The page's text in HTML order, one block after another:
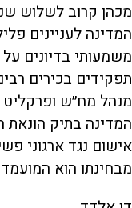
מכהן קרוב לשלוש
המדינה לעניינים
משמעותי בדיונים
תפקידים בכירים
מנהל מח״ש ופרקליט
המדינה בתיק הונאת
אישום נגד ארגוני
מבחינתו הוא